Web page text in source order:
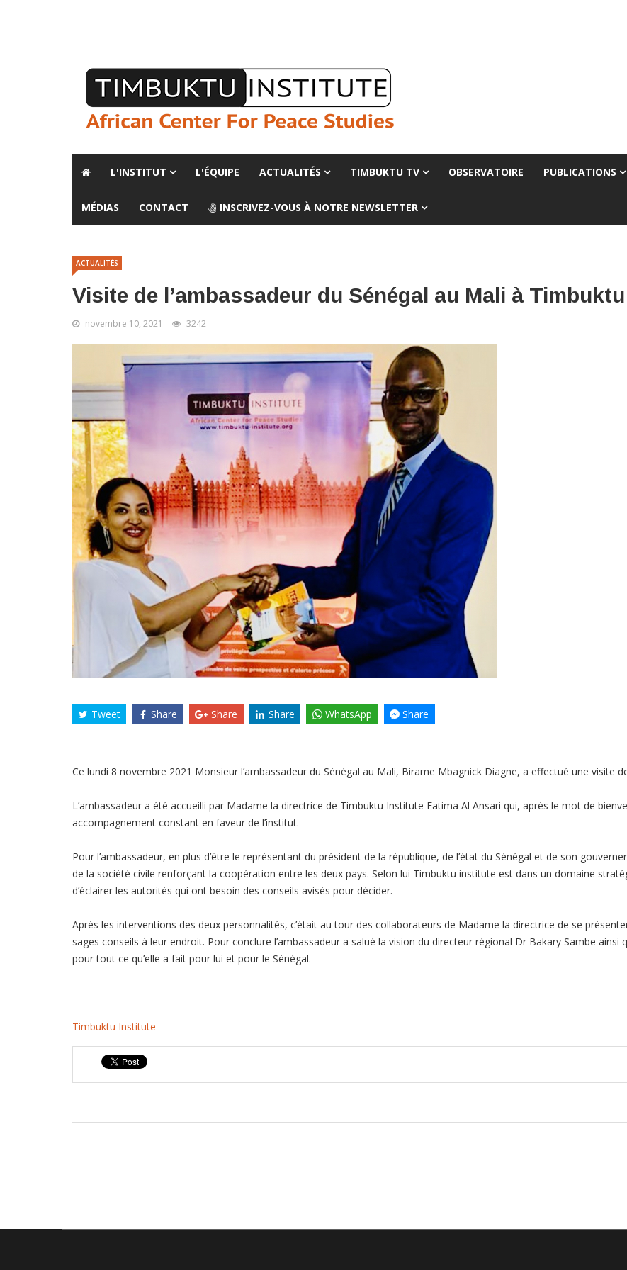
L'INSTITUT L'ÉQUIPE ACTUALITÉS TIMBUKTU TV OBSERVATOIRE PUBLICATIONS
MÉDIAS CONTACT INSCRIVEZ-VOUS À NOTRE NEWSLETTER
ACTUALITÉS
Visite de l’ambassadeur du Sénégal au Mali à
novembre 10, 2021 3242
Tweet Share Share Share WhatsApp Share
Ce lundi 8 novembre 2021 Monsieur l’ambassadeur du Sénégal au Mali, Birame Mbagnick Diagne, a effectué une visite
L’ambassadeur a été accueilli par Madame la directrice de Timbuktu Institute Fatima Al Ansari qui, après le mot de
accompagnement constant en faveur de l’institut.
Pour l’ambassadeur, en plus d’être le représentant du président de la république, de l’état du Sénégal et de son
de la société civile renforçant la coopération entre les deux pays. Selon lui Timbuktu institute est dans un domaine
d’éclairer les autorités qui ont besoin des conseils avisés pour décider.
Après les interventions des deux personnalités, c’était au tour des collaborateurs de Madame la directrice de se
sages conseils à leur endroit. Pour conclure l’ambassadeur a salué la vision du directeur régional Dr Bakary Sambe ainsi
pour tout ce qu’elle a fait pour lui et pour le Sénégal.
Timbuktu Institute